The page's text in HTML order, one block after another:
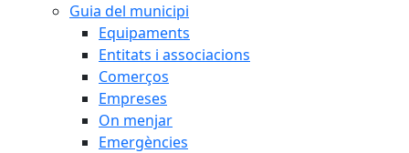
Guia del municipi
Equipaments
Entitats i associacions
Comerços
Empreses
On menjar
Emergències